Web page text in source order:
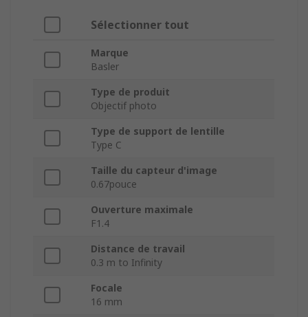
Sélectionner tout
Marque
Basler
Type de produit
Objectif photo
Type de support de lentille
Type C
Taille du capteur d'image
0.67pouce
Ouverture maximale
F1.4
Distance de travail
0.3 m to Infinity
Focale
16 mm